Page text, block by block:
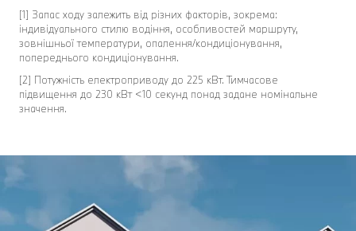
[1] Запас ходу залежить від різних факторів, зокрема:
індивідуального стилю водіння, особливостей маршруту,
зовнішньої температури, опалення/кондиціонування,
попереднього кондиціонування.
[2] Потужність електроприводу до 225 кВт. Тимчасове
підвищення до 230 кВт <10 секунд понад задане номінальне
значення.